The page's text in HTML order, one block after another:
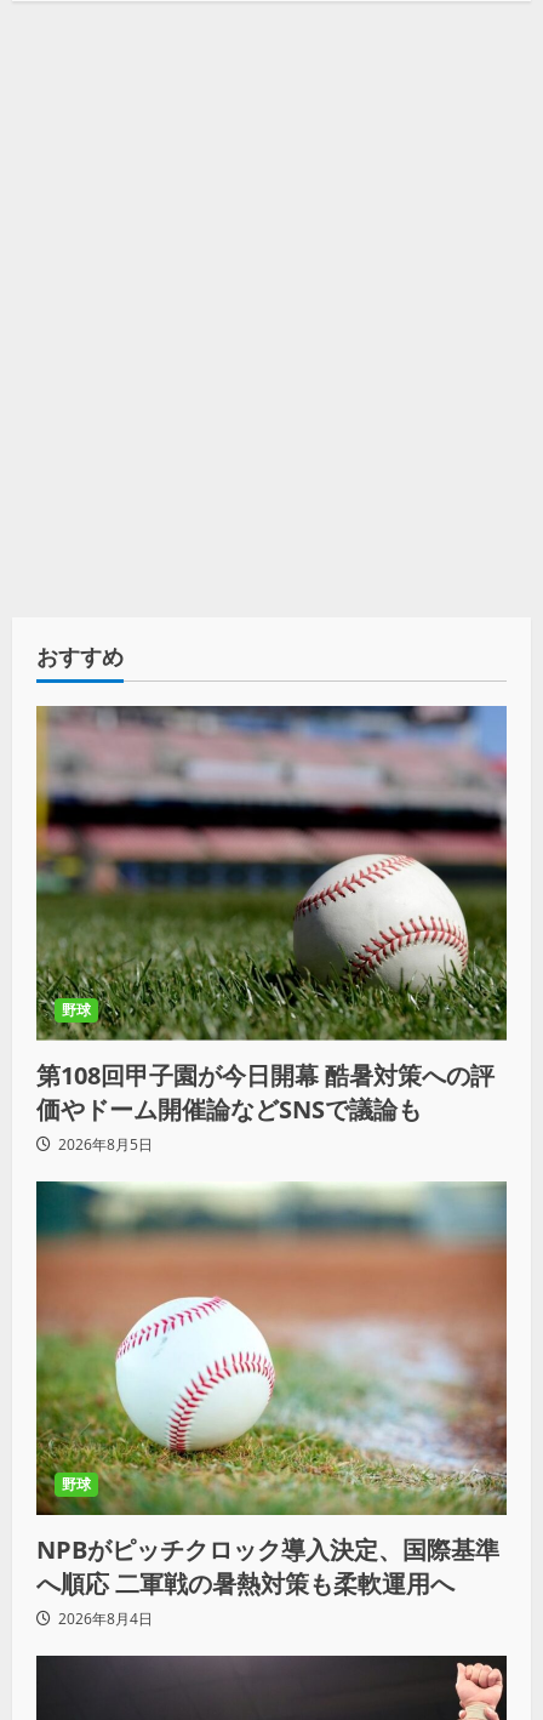
おすすめ
野球
第108回甲子園が今日開幕 酷暑対策への評
価やドーム開催論などSNSで議論も
2026年8月5日
野球
NPBがピッチクロック導入決定、国際基準
へ順応 二軍戦の暑熱対策も柔軟運用へ
2026年8月4日